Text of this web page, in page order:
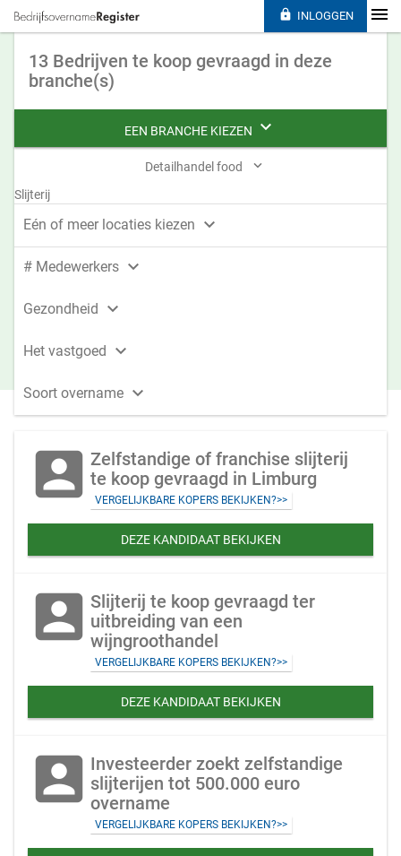
13 Bedrijven te koop gevraagd in deze
branche(s)
EEN BRANCHE KIEZEN 
Detailhandel food 
Slijterij
Eén of meer locaties kiezen 
# Medewerkers 
Gezondheid 
Het vastgoed 
Soort overname 
account_box Zelfstandige of franchise slijterij
te koop gevraagd in Limburg
VERGELIJKBARE KOPERS BEKIJKEN?>>
DEZE KANDIDAAT BEKIJKEN
account_box Slijterij te koop gevraagd ter
uitbreiding van een
wijngroothandel
VERGELIJKBARE KOPERS BEKIJKEN?>>
DEZE KANDIDAAT BEKIJKEN
account_box Investeerder zoekt zelfstandige
slijterijen tot 500.000 euro
overname
VERGELIJKBARE KOPERS BEKIJKEN?>>
 INLOGGEN